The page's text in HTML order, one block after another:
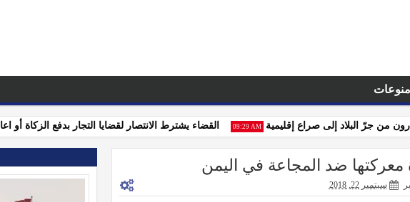
منوعات
09:29 AM جرّ البلاد إلى صراع إقليمية القضاء يشترط الانتصار لقضايا التجار بدفع الزكاة أو اعاقتهم
معركتها ضد المجاعة في اليمن
سبتمبر 22, 2018